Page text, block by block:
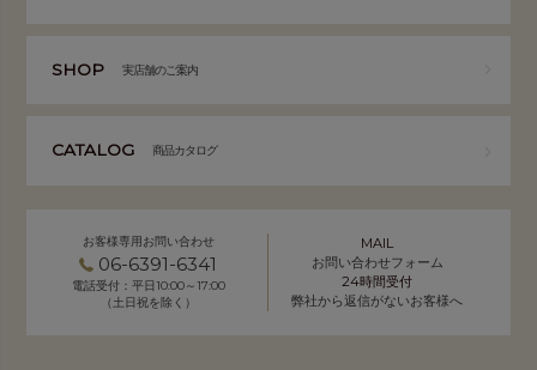
SHOP 実店舗のご案内
CATALOG 商品カタログ
お客様専用お問い合わせ
06-6391-6341
電話受付：平日10:00～17:00
（土日祝を除く）
MAIL
お問い合わせフォーム
24時間受付
弊社から返信がないお客様へ